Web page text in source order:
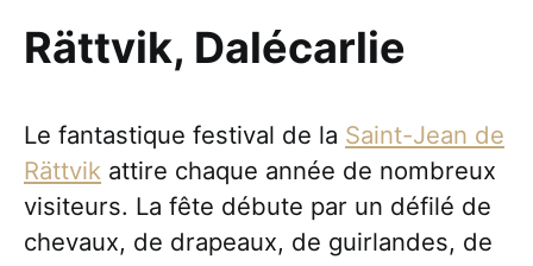
Rättvik, Dalécarlie
Le fantastique festival de la Saint-Jean de
Rättvik attire chaque année de nombreux
visiteurs. La fête débute par un défilé de
chevaux, de drapeaux, de guirlandes, de